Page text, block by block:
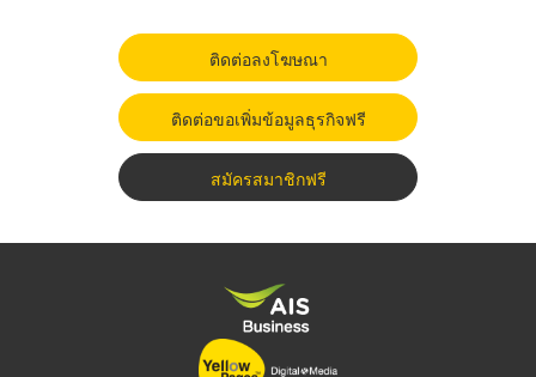
ติดต่อลงโฆษณา
ติดต่อขอเพิ่มข้อมูลธุรกิจฟรี
สมัครสมาชิกฟรี